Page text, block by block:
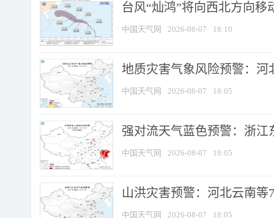
台风“灿鸿”将向西北方向移
中国天气网 2026-08-07 18:10
地质灾害气象风险预警：河
中国天气网 2026-08-07 18:05
强对流天气蓝色预警：浙江
中国天气网 2026-08-07 18:05
山洪灾害预警：河北云南
中国天气网 2026-08-07 18:05